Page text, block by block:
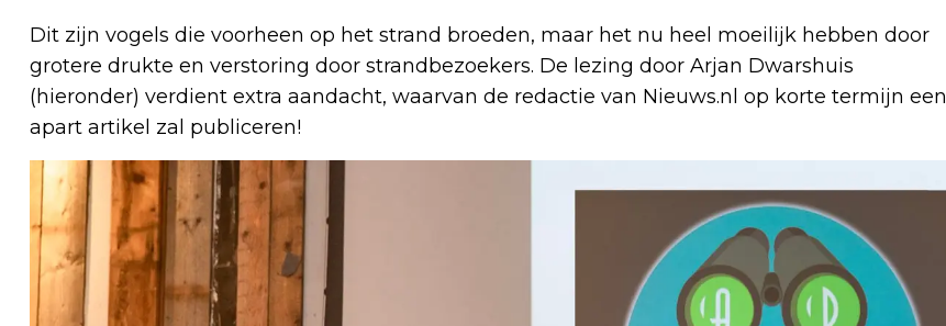
Dit zijn vogels die voorheen op het strand broeden, maar het nu heel moeilijk hebben door
grotere drukte en verstoring door strandbezoekers. De lezing door Arjan Dwarshuis
(hieronder) verdient extra aandacht, waarvan de redactie van Nieuws.nl op korte termijn een
apart artikel zal publiceren!